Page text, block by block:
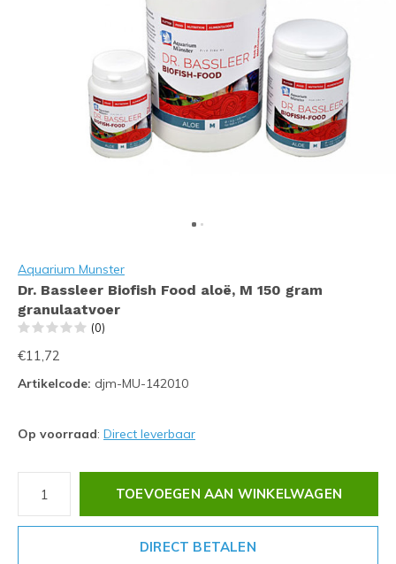
Aquarium Munster
Dr. Bassleer Biofish Food aloë, M 150 gram
granulaatvoer
(0)
€11,72
Artikelcode: djm-MU-142010
Op voorraad: Direct leverbaar
TOEVOEGEN AAN WINKELWAGEN
DIRECT BETALEN